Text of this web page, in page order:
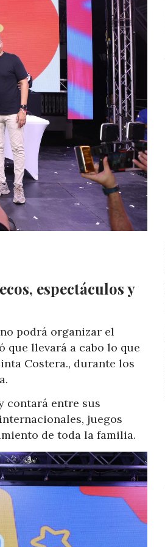
espectáculos y
podrá organizar el
que llevará a cabo lo que
Costera., durante los
contará entre sus
juegos
de toda la familia.